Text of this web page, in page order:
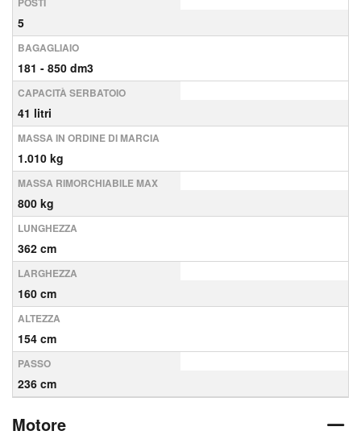
5
BAGAGLIAIO
181 - 850 dm3
CAPACITÀ SERBATOIO
41 litri
MASSA IN ORDINE DI MARCIA
1.010 kg
MASSA RIMORCHIABILE MAX
800 kg
LUNGHEZZA
362 cm
LARGHEZZA
160 cm
ALTEZZA
154 cm
PASSO
236 cm
Motore